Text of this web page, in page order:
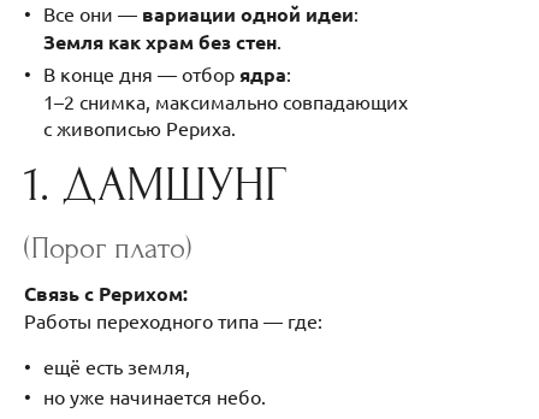
Все они — вариации одной идеи:
Земля как храм без стен.
В конце дня — отбор ядра:
1–2 снимка, максимально совпадающих
с живописью Рериха.
1. ДАМШУНГ
(Порог плато)
Связь с Рерихом:
Работы переходного типа — где:
ещё есть земля,
но уже начинается небо.